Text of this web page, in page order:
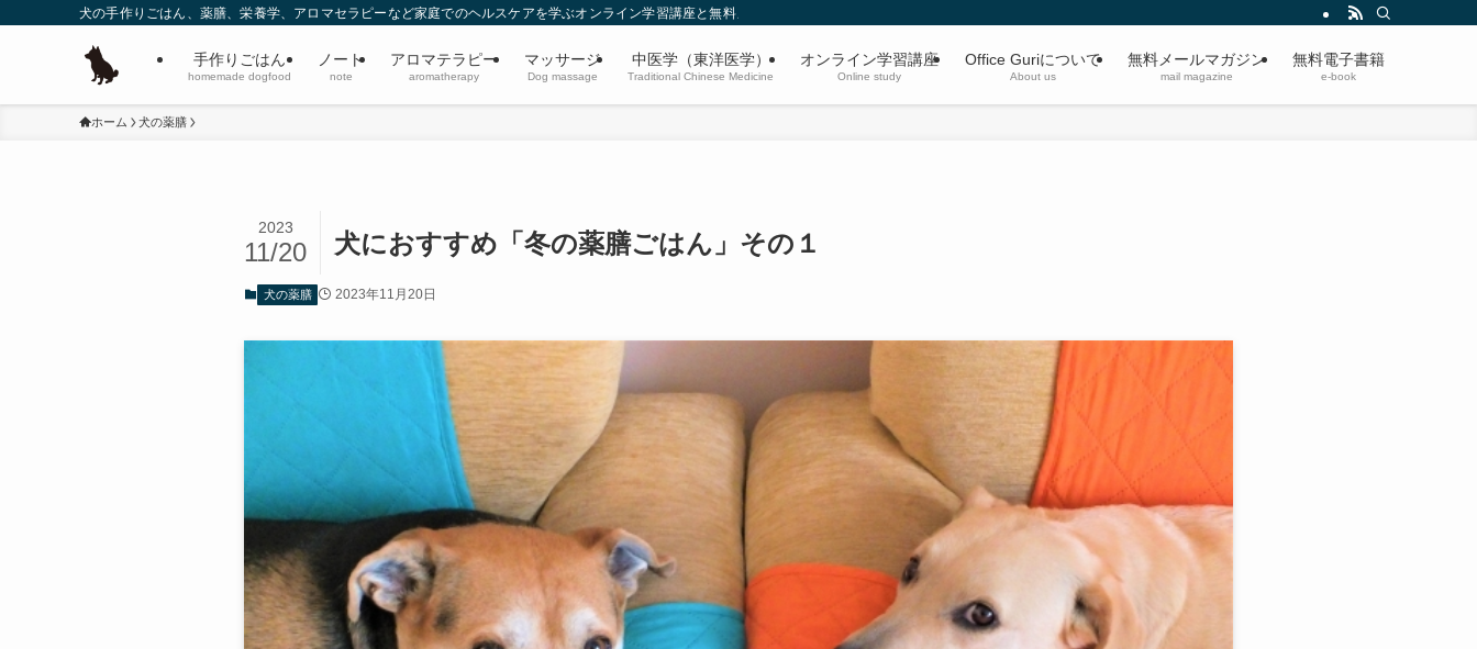
犬の手作りごはん、薬膳、栄養学、アロマセラピーなど家庭でのヘルスケアを学ぶオンライン学習講座と無料メールマガジン。
手作りごはん
homemade dogfood
ノート
note
アロマテラピー
aromatherapy
マッサージ
Dog massage
中医学（東洋医学）
Traditional Chinese Medicine
オンライン学習講座
Online study
Office Guriについて
About us
無料メールマガジン
mail magazine
無料電子書籍
e-book
ホーム 犬の薬膳
犬におすすめ「冬の薬膳ごはん」その１
2023
11/20
犬の薬膳 2023年11月20日